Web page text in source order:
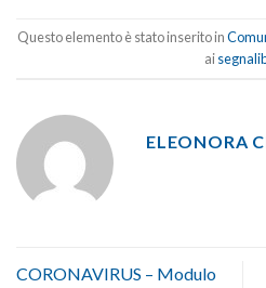
Questo elemento è stato inserito in
ai
ELEONORA
CORONAVIRUS – Modulo